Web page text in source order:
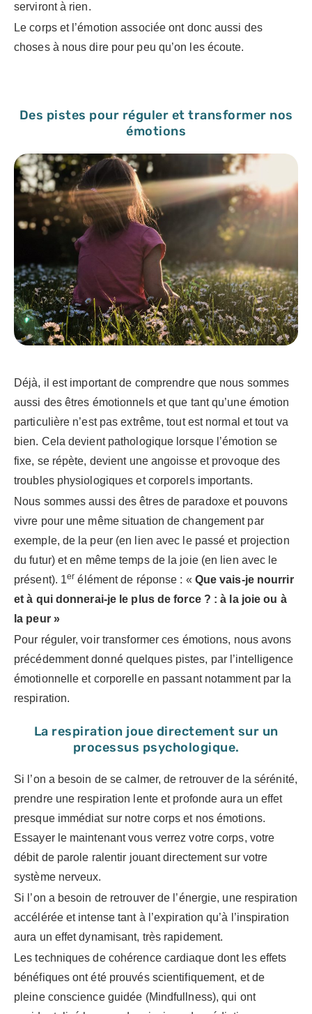
serviront à rien.
Le corps et l’émotion associée ont donc aussi des
choses à nous dire pour peu qu’on les écoute.
Des pistes pour réguler et transformer nos
émotions
Déjà, il est important de comprendre que nous sommes
aussi des êtres émotionnels et que tant qu’une émotion
particulière n’est pas extrême, tout est normal et tout va
bien. Cela devient pathologique lorsque l’émotion se
fixe, se répète, devient une angoisse et provoque des
troubles physiologiques et corporels importants.
Nous sommes aussi des êtres de paradoxe et pouvons
vivre pour une même situation de changement par
exemple, de la peur (en lien avec le passé et projection
du futur) et en même temps de la joie (en lien avec le
présent). 1er élément de réponse : « Que vais-je nourrir
et à qui donnerai-je le plus de force ? : à la joie ou à
la peur »
Pour réguler, voir transformer ces émotions, nous avons
précédemment donné quelques pistes, par l’intelligence
émotionnelle et corporelle en passant notamment par la
respiration.
La respiration joue directement sur un
processus psychologique.
Si l’on a besoin de se calmer, de retrouver de la sérénité,
prendre une respiration lente et profonde aura un effet
presque immédiat sur notre corps et nos émotions.
Essayer le maintenant vous verrez votre corps, votre
débit de parole ralentir jouant directement sur votre
système nerveux.
Si l’on a besoin de retrouver de l’énergie, une respiration
accélérée et intense tant à l’expiration qu’à l’inspiration
aura un effet dynamisant, très rapidement.
Les techniques de cohérence cardiaque dont les effets
bénéfiques ont été prouvés scientifiquement, et de
pleine conscience guidée (Mindfullness), qui ont